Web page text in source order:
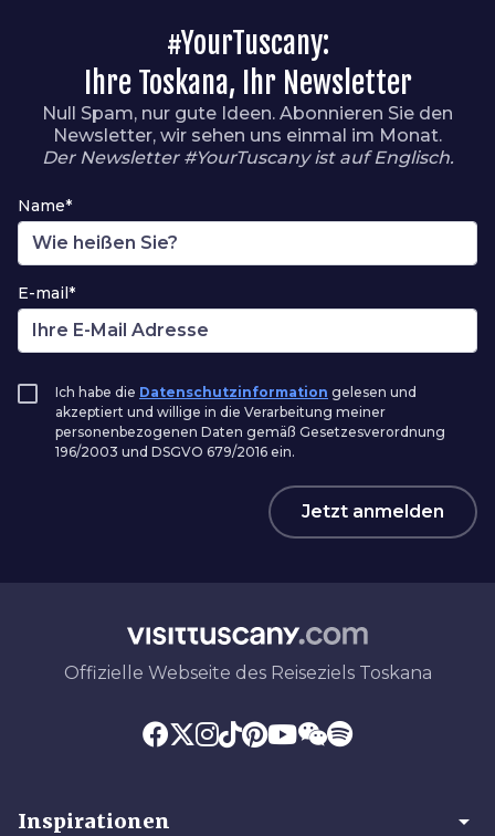
#YourTuscany:
Ihre Toskana, Ihr Newsletter
Null Spam, nur gute Ideen. Abonnieren Sie den
Newsletter, wir sehen uns einmal im Monat.
Der Newsletter #YourTuscany ist auf Englisch.
Name*
E-mail*
Ich habe die Datenschutzinformation gelesen und
akzeptiert und willige in die Verarbeitung meiner
personenbezogenen Daten gemäß Gesetzesverordnung
196/2003 und DSGVO 679/2016 ein.
Jetzt anmelden
Offizielle Webseite des Reiseziels Toskana
Inspirationen arrow_drop_down